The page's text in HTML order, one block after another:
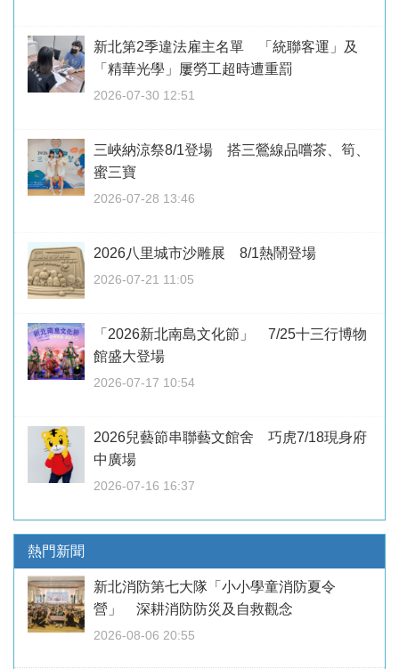
新北第2季違法雇主名單 「統聯客運」及
「精華光學」屢勞工超時遭重罰
2026-07-30 12:51
三峽納涼祭8/1登場 搭三鶯線品嚐茶、筍、
蜜三寶
2026-07-28 13:46
2026八里城市沙雕展 8/1熱鬧登場
2026-07-21 11:05
「2026新北南島文化節」 7/25十三行博物
館盛大登場
2026-07-17 10:54
2026兒藝節串聯藝文館舍 巧虎7/18現身府
中廣場
2026-07-16 16:37
熱門新聞
新北消防第七大隊「小小學童消防夏令
營」 深耕消防防災及自救觀念
2026-08-06 20:55